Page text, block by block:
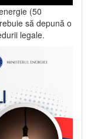
(50
să depună o
legale.